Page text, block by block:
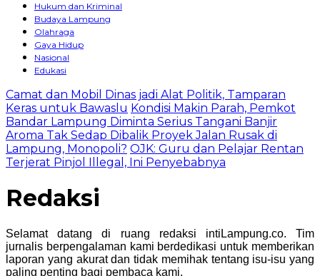
Hukum dan Kriminal
Budaya Lampung
Olahraga
Gaya Hidup
Nasional
Edukasi
Camat dan Mobil Dinas jadi Alat Politik, Tamparan
Keras untuk Bawaslu Kondisi Makin Parah, Pemkot
Bandar Lampung Diminta Serius Tangani Banjir
Aroma Tak Sedap Dibalik Proyek Jalan Rusak di
Lampung, Monopoli? OJK: Guru dan Pelajar Rentan
Terjerat Pinjol Illegal, Ini Penyebabnya
Redaksi
Selamat datang di ruang redaksi intiLampung.co. Tim
jurnalis berpengalaman kami berdedikasi untuk memberikan
laporan yang akurat dan tidak memihak tentang isu-isu yang
paling penting bagi pembaca kami.